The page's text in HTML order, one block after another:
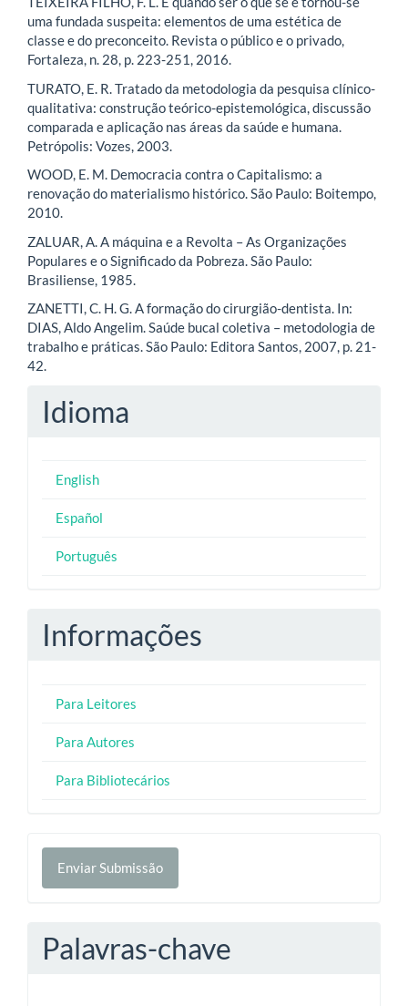
uma fundada suspeita: elementos de uma estética de
classe e do preconceito. Revista o público e o privado,
Fortaleza, n. 28, p. 223-251, 2016.
TURATO, E. R. Tratado da metodologia da pesquisa clínico-
qualitativa: construção teórico-epistemológica, discussão
comparada e aplicação nas áreas da saúde e humana.
Petrópolis: Vozes, 2003.
WOOD, E. M. Democracia contra o Capitalismo: a
renovação do materialismo histórico. São Paulo: Boitempo,
2010.
ZALUAR, A. A máquina e a Revolta – As Organizações
Populares e o Significado da Pobreza. São Paulo:
Brasiliense, 1985.
ZANETTI, C. H. G. A formação do cirurgião-dentista. In:
DIAS, Aldo Angelim. Saúde bucal coletiva – metodologia de
trabalho e práticas. São Paulo: Editora Santos, 2007, p. 21-
42.
Idioma
English
Español
Português
Informações
Para Leitores
Para Autores
Para Bibliotecários
Enviar
Submissão
Enviar Submissão
Palavras-chave